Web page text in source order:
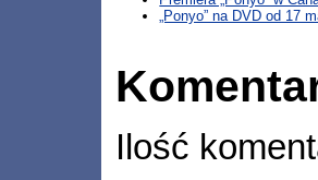
„Ponyo” na DVD od 17
Ilość